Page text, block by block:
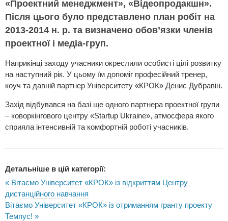
«Проектний менеджмент», «Відеопродакшн».
Після цього було представлено план робіт на
2013-2014 н. р. та визначено обов’язки членів
проектної і медіа-груп.
Наприкінці заходу учасники окреслили особисті цілі розвитку
на наступний рік. У цьому їм допоміг професійний тренер,
коуч та давній партнер Університету «КРОК» Денис Дубравін.
Захід відбувався на базі ще одного партнера проектної групи
– коворкінгового центру «Startup Ukraine», атмосфера якого
сприяла інтенсивній та комфортній роботі учасників.
Детальніше в цій категорії:
« Вітаємо Університет «КРОК» із відкриттям Центру
дистанційного навчання
Вітаємо Університет «КРОК» із отриманням гранту проекту
Темпус! »